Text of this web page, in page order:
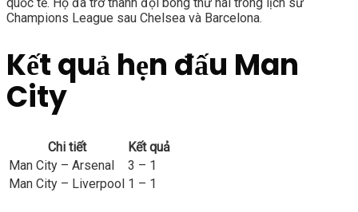
quốc tế. Họ đã trở thành đội bóng thứ hai trong lịch sử
Champions League sau Chelsea và Barcelona.
Kết quả hẹn đấu Man
City
Chi tiết
Kết quả
Man City – Arsenal
3 – 1
Man City – Liverpool 1 – 1